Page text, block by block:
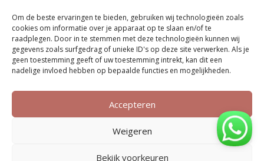
Om de beste ervaringen te bieden, gebruiken wij technologieën zoals
cookies om informatie over je apparaat op te slaan en/of te
raadplegen. Door in te stemmen met deze technologieën kunnen wij
gegevens zoals surfgedrag of unieke ID's op deze site verwerken. Als je
geen toestemming geeft of uw toestemming intrekt, kan dit een
nadelige invloed hebben op bepaalde functies en mogelijkheden.
Accepteren
Weigeren
Bekijk voorkeuren
Geboortedatum
Inschrijven